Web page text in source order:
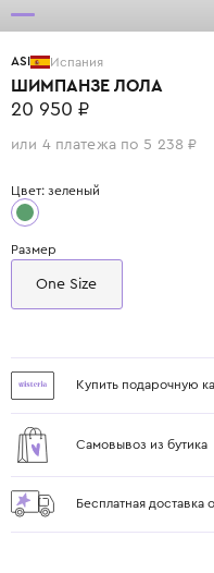
ASI Испания
ШИМПАНЗЕ ЛОЛА
20 950 ₽
или 4 платежа по 5 238 ₽
Цвет: зеленый
Размер
One Size
Купить подарочную
Самовывоз из бутика
Бесплатная доставка